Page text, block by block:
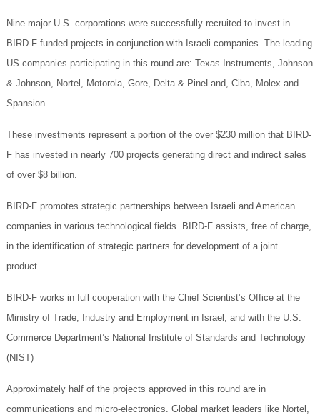
Nine major U.S. corporations were successfully recruited to invest in
BIRD-F funded projects in conjunction with Israeli companies. The leading
US companies participating in this round are: Texas Instruments, Johnson
& Johnson, Nortel, Motorola, Gore, Delta & PineLand, Ciba, Molex and
Spansion.
These investments represent a portion of the over $230 million that BIRD-
F has invested in nearly 700 projects generating direct and indirect sales
of over $8 billion.
BIRD-F promotes strategic partnerships between Israeli and American
companies in various technological fields. BIRD-F assists, free of charge,
in the identification of strategic partners for development of a joint
product.
BIRD-F works in full cooperation with the Chief Scientist’s Office at the
Ministry of Trade, Industry and Employment in Israel, and with the U.S.
Commerce Department’s National Institute of Standards and Technology
(NIST)
Approximately half of the projects approved in this round are in
communications and micro-electronics. Global market leaders like Nortel,